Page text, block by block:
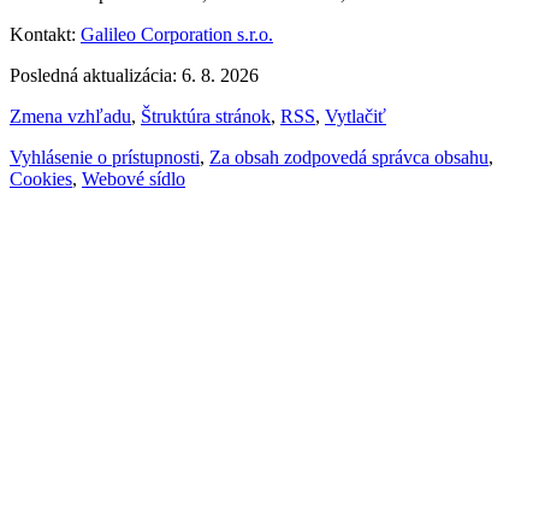
Kontakt: Galileo Corporation s.r.o.
Posledná aktualizácia: 6. 8. 2026
Zmena vzhľadu, Štruktúra stránok, RSS, Vytlačiť
Vyhlásenie o prístupnosti, Za obsah zodpovedá správca obsahu,
Cookies, Webové sídlo